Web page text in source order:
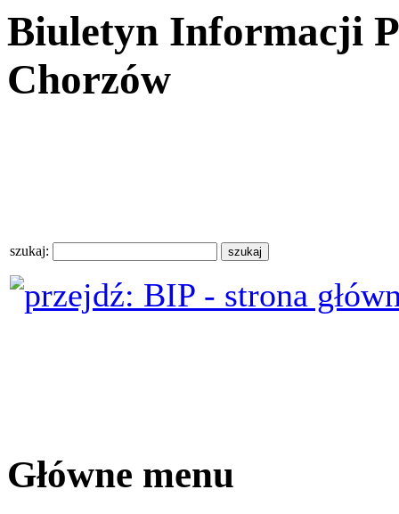
Biuletyn Informacji
Chorzów
szukaj:
Główne menu